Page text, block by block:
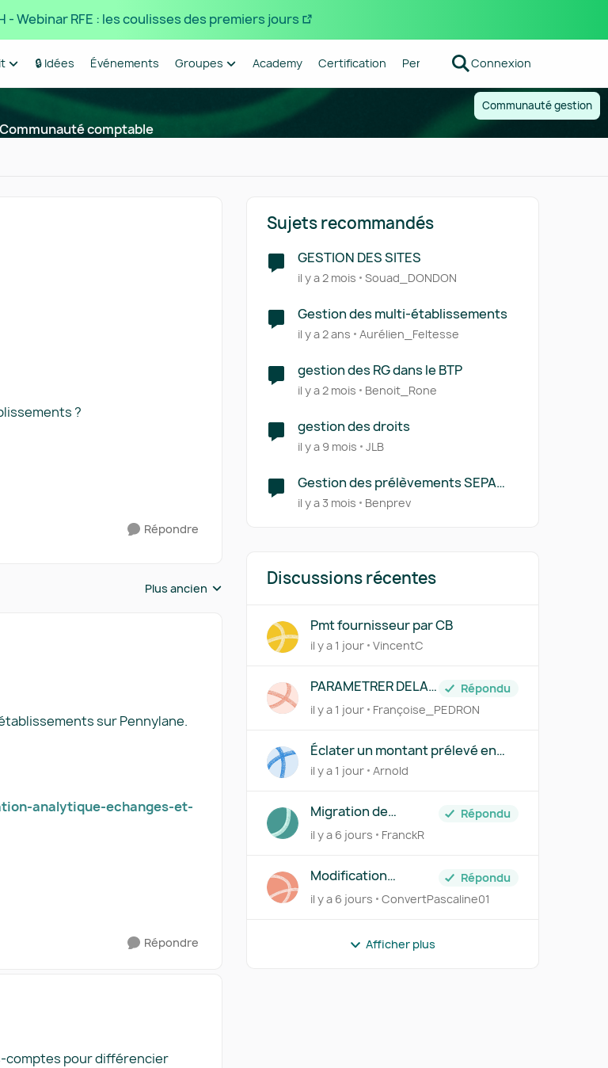
- Webinar RFE : les coulisses des premiers jours
🔒 Idées Événements Groupes Academy Certification Pennylane Centre d'aide
Connexion
Communauté gestion
Communauté comptable
?
Répondre
Réponses triées par
Plus ancien
sur Pennylane.
analytique-echanges-et-
Répondre
comptes pour différencier
Sujets recommandés
GESTION DES SITES
il y a 2 mois Souad_DONDON
Gestion des multi-établissements
il y a 2 ans Aurélien_Feltesse
gestion des RG dans le BTP
il y a 2 mois Benoit_Rone
gestion des droits
il y a 9 mois JLB
Gestion des prélèvements SEPA
clients
il y a 3 mois Benprev
Discussions récentes
Pmt fournisseur par CB
il y a 1 jour VincentC
PARAMETRER DELAI
DE PAIEMENT FICHE
FOURNISSEUR
Répondu
il y a 1 jour
Françoise_PEDRON
Éclater un montant prélevé en
plusieurs comptes via le Centre
des règles
il y a 1 jour Arnold
Migration de
Transfert Banque
vers Pennylane
Répondu
il y a 6 jours
FranckR
Modification
information client
Répondu
il y a 6 jours
ConvertPascaline01
Afficher plus